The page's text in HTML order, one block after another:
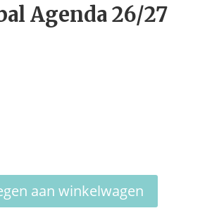
Agenda 26/27
aan winkelwagen